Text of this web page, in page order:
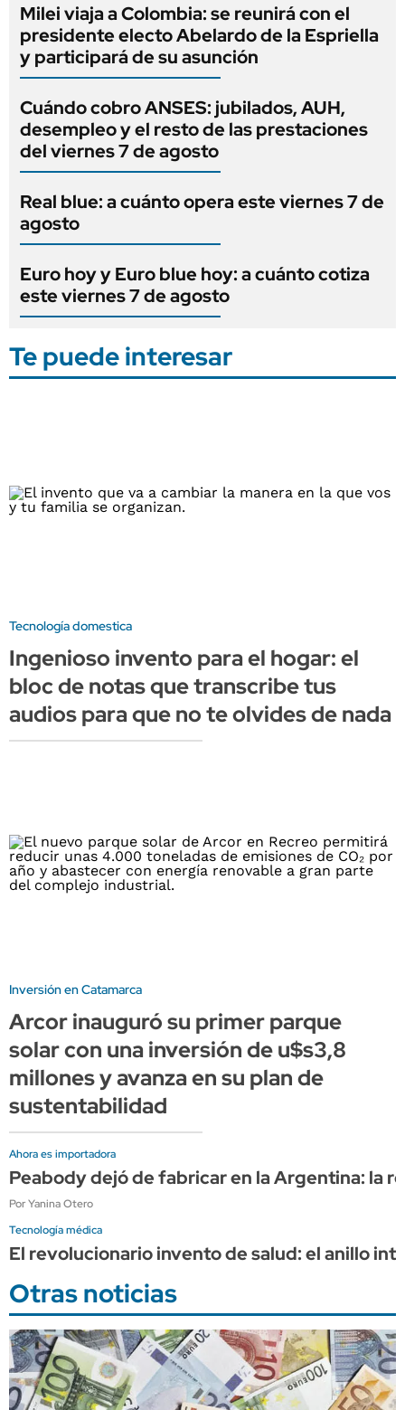
Milei viaja a Colombia: se reunirá con el
presidente electo Abelardo de la Espriella
y participará de su asunción
Cuándo cobro ANSES: jubilados, AUH,
desempleo y el resto de las prestaciones
del viernes 7 de agosto
Real blue: a cuánto opera este viernes 7 de
agosto
Euro hoy y Euro blue hoy: a cuánto cotiza
este viernes 7 de agosto
Te puede interesar
Tecnología domestica
Ingenioso invento para el hogar: el
bloc de notas que transcribe tus
audios para que no te olvides de nada
Inversión en Catamarca
Arcor inauguró su primer parque
solar con una inversión de u$s3,8
millones y avanza en su plan de
sustentabilidad
Ahora es importadora
Peabody dejó de fabricar en la Argentina: la
Por Yanina Otero
Tecnología médica
El revolucionario invento de salud: el anillo
Otras noticias